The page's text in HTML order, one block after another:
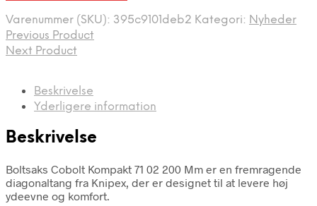
Varenummer (SKU): 395c9101deb2 Kategori: Nyheder
Previous Product
Next Product
Beskrivelse
Yderligere information
Beskrivelse
Boltsaks Cobolt Kompakt 71 02 200 Mm er en fremragende
diagonaltang fra Knipex, der er designet til at levere høj
ydeevne og komfort.